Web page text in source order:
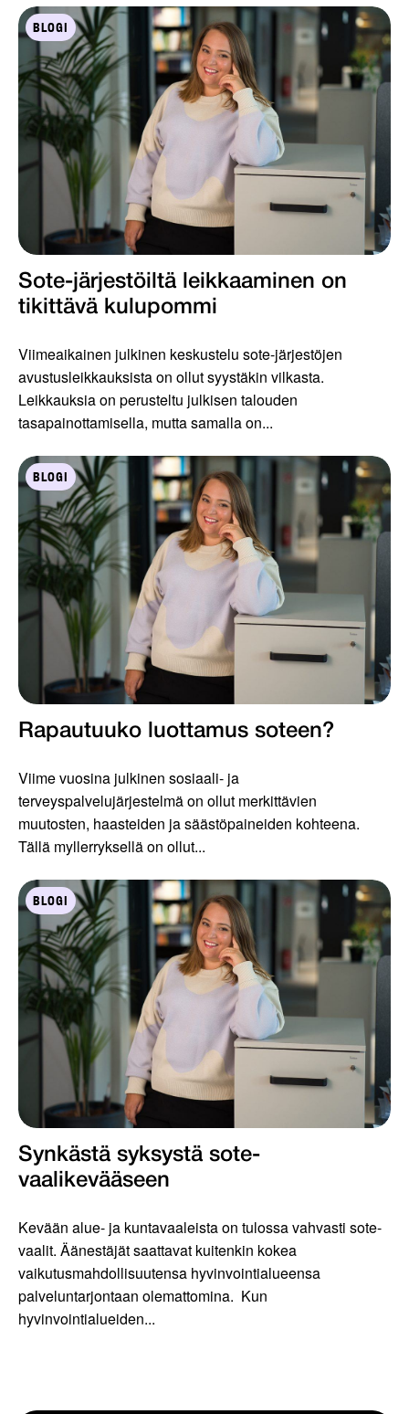
BLOGI
Sote-järjestöiltä leikkaaminen on
tikittävä kulupommi
Viimeaikainen julkinen keskustelu sote-järjestöjen
avustusleikkauksista on ollut syystäkin vilkasta.
Leikkauksia on perusteltu julkisen talouden
tasapainottamisella, mutta samalla on...
BLOGI
Rapautuuko luottamus soteen?
Viime vuosina julkinen sosiaali- ja
terveyspalvelujärjestelmä on ollut merkittävien
muutosten, haasteiden ja säästöpaineiden kohteena.
Tällä myllerryksellä on ollut...
BLOGI
Synkästä syksystä sote-
vaalikevääseen
Kevään alue- ja kuntavaaleista on tulossa vahvasti sote-
vaalit. Äänestäjät saattavat kuitenkin kokea
vaikutusmahdollisuutensa hyvinvointialueensa
palveluntarjontaan olemattomina. Kun
hyvinvointialueiden...